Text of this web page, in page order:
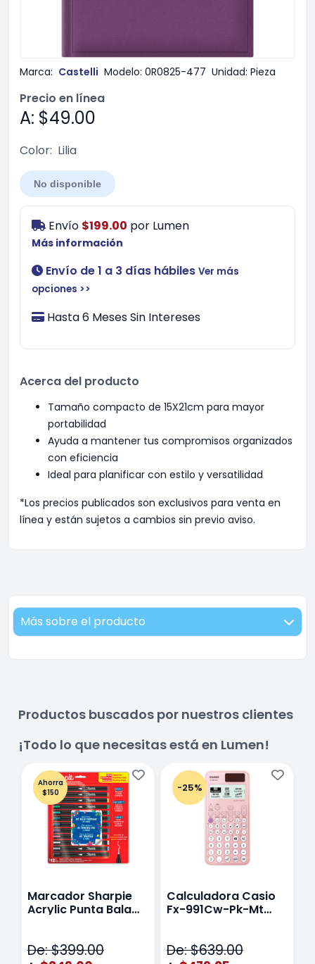
Marca: Castelli Modelo: 0R0825-477 Unidad: Pieza
Precio en línea
A: $49.00
Color: Lilia
No disponible
Envío $199.00 por Lumen
Más información
Envío de 1 a 3 días hábiles Ver más
opciones >>
Hasta 6 Meses Sin Intereses
Acerca del producto
Tamaño compacto de 15X21cm para mayor
portabilidad
Ayuda a mantener tus compromisos organizados
con eficiencia
Ideal para planificar con estilo y versatilidad
*Los precios publicados son exclusivos para venta en
línea y están sujetos a cambios sin previo aviso.
Más sobre el producto
Productos buscados por nuestros clientes
¡Todo lo que necesitas está en Lumen!
Ahorra
$150
Marcador Sharpie
Acrylic Punta Bala
De: $399.00
-25%
Calculadora Casio
Fx-991Cw-Pk-Mt
De: $639.00